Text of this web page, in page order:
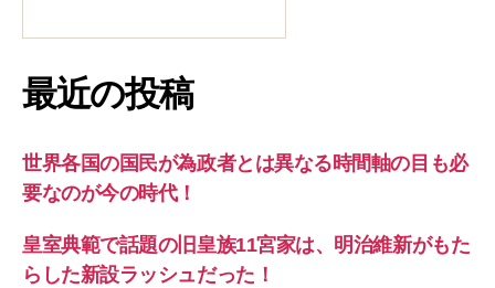
最近の投稿
世界各国の国民が為政者とは異なる時間軸の目も必
要なのが今の時代！
皇室典範で話題の旧皇族11宮家は、明治維新がもた
らした新設ラッシュだった！